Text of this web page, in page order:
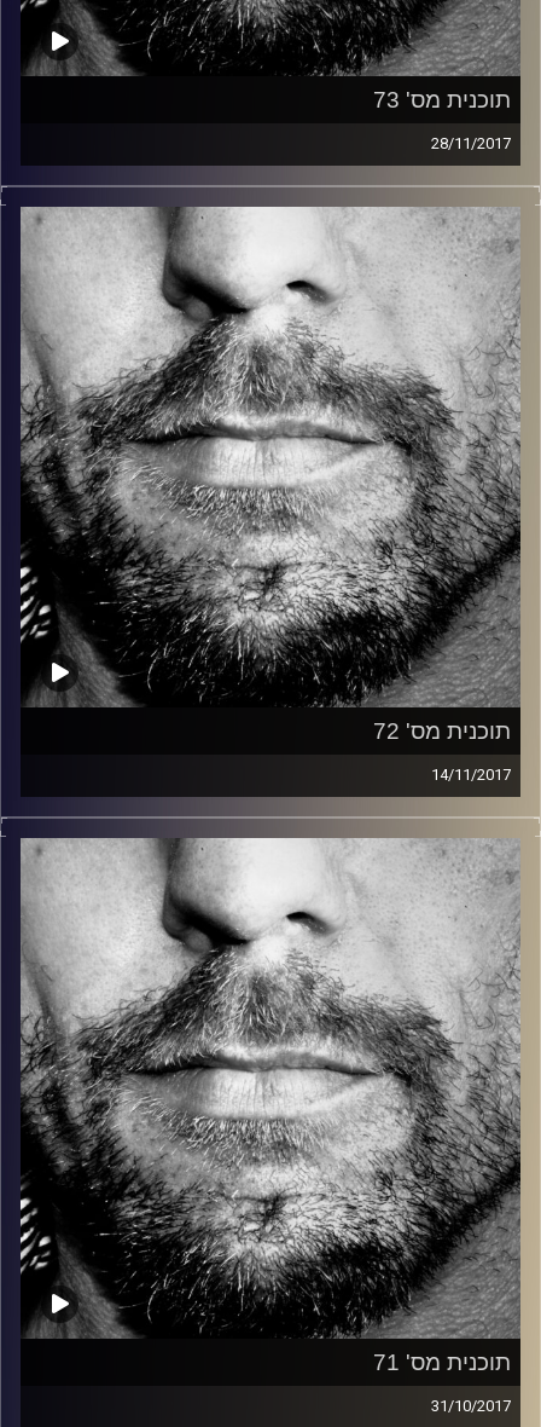
תוכנית מס' 73
28/11/2017
זיפים, מוזיקה מחוספסת של הופעות חיות. הרבה ג'אם, רוק,
בלוז, bluegrass, ג'אז, Fאנק, פרוגרסיב ואפילו אלקטרוניקה.
כל מה שחי, אמיתי ונושם.
עם שמוליק רגב.
קרדיט תמונות: David Goehring
תוכנית מס' 72
14/11/2017
זיפים, מוזיקה מחוספסת של הופעות חיות. הרבה ג'אם, רוק,
בלוז, bluegrass, ג'אז, Fאנק, פרוגרסיב ואפילו אלקטרוניקה.
כל מה שחי, אמיתי ונושם.
עם שמוליק רגב.
קרדיט תמונות: David Goehring
תוכנית מס' 71
31/10/2017